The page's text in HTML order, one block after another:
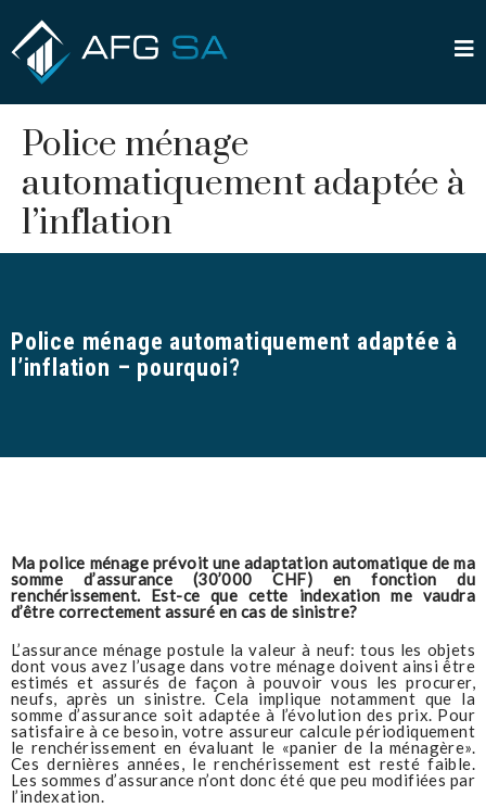
Police ménage
automatiquement adaptée à
l’inflation
Police ménage automatiquement adaptée à
l’inflation – pourquoi?
Ma police ménage prévoit une adaptation automatique de ma
somme d’assurance (30’000 CHF) en fonction du
renchérissement. Est-ce que cette indexation me vaudra
d’être correctement assuré en cas de sinistre?
L’assurance ménage postule la valeur à neuf: tous les objets
dont vous avez l’usage dans votre ménage doivent ainsi être
estimés et assurés de façon à pouvoir vous les procurer,
neufs, après un sinistre. Cela implique notamment que la
somme d’assurance soit adaptée à l’évolution des prix. Pour
satisfaire à ce besoin, votre assureur calcule périodiquement
le renchérissement en évaluant le «panier de la ménagère».
Ces dernières années, le renchérissement est resté faible.
Les sommes d’assurance n’ont donc été que peu modifiées par
l’indexation.
de
l’article